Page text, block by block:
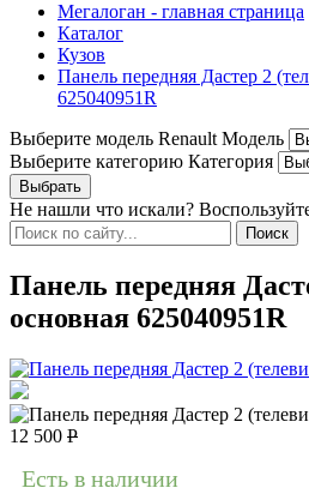
Мегалоган - главная страница
Каталог
Кузов
Панель передняя Дастер 2
625040951R
Выберите модель Renault Модель
Выберите категорию Категория
Не нашли что искали?
Панель передняя
основная 625040951R
12 500 Р
Есть в наличии